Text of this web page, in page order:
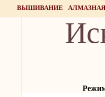
ВЫШИВАНИЕ
НАБОРЫ ДЛЯ РУКОДЕЛИЯ